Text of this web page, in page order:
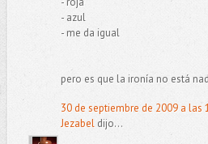
- azul
- me da igual
pero es que la ironía no está
30 de septiembre de 2009 a las
Jezabeldijo...